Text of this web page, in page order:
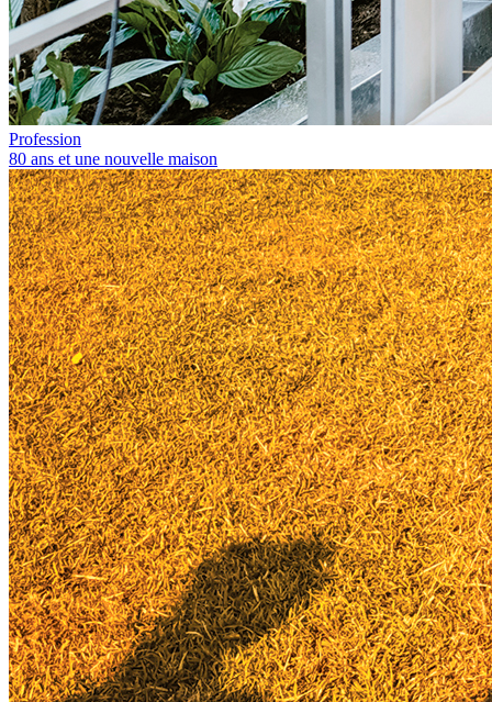
Profession
80 ans et une nouvelle maison